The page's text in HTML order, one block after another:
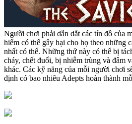
Người chơi phải dẫn dắt các tín đồ của
hiểm có thể gây hại cho họ theo những
nhất có thể. Những thứ này có thể bị
cháy, chết đuối, bị nhiễm trùng và đâm
khác. Các kỹ năng của mỗi người chơi
định có bao nhiêu Adepts hoàn thành